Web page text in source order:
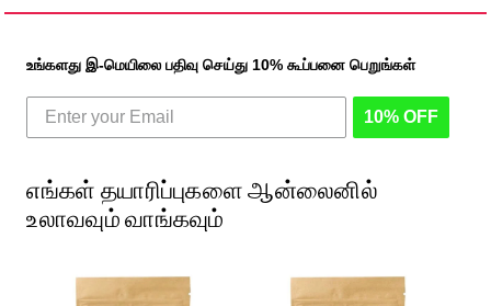
உங்களது இ-மெயிலை பதிவு செய்து 10% கூப்பனை பெறுங்கள்
10% OFF
எங்கள் தயாரிப்புகளை ஆன்லைனில்
உலாவவும் வாங்கவும்